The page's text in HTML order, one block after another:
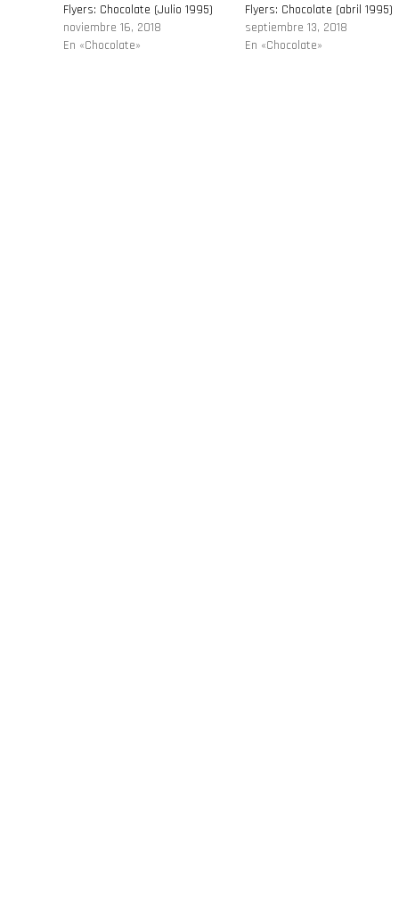
Flyers: Chocolate (Julio 1995)
noviembre 16, 2018
En «Chocolate»
Flyers: Chocolate (abril 1995)
septiembre 13, 2018
En «Chocolate»